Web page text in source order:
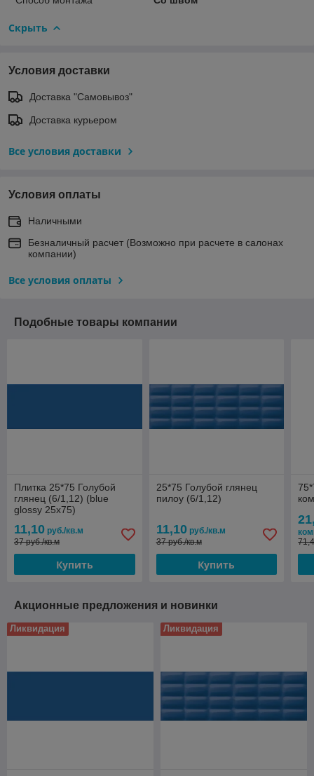
Скрыть
Условия доставки
Доставка "Самовывоз"
Доставка курьером
Все условия доставки
Условия оплаты
Наличными
Безналичный расчет (Возможно при расчете в салонах
компании)
Все условия оплаты
Подобные товары компании
Плитка 25*75 Голубой
глянец (6/1,12) (blue
glossy 25x75)
11,10 руб./кв.м
37 руб./кв.м
Купить
25*75 Голубой глянец
пилоу (6/1,12)
11,10руб./кв.м
37 руб./кв.м
Купить
Акционные предложения и новинки
Ликвидация Ликвидация